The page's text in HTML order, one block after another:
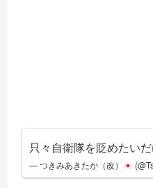
只々自衛隊を貶めたいだ
— つきみあきたか（改）